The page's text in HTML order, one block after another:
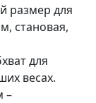
размер для
становая,
для
весах.
–